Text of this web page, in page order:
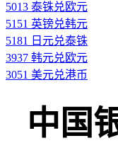
5013 泰铢兑欧元
5151 英镑兑韩元
5181 日元兑泰铢
3937 韩元兑欧元
3051 美元兑港币
中国